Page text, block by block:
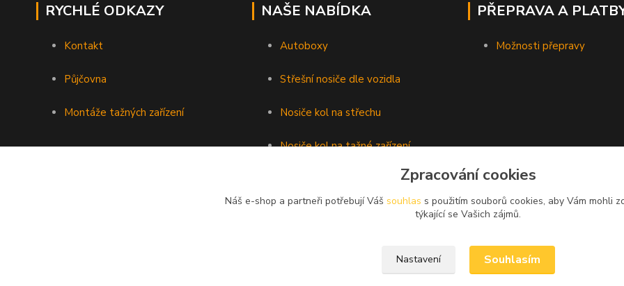
RYCHLÉ ODKAZY
Kontakt
Půjčovna
Montáže tažných zařízení
NAŠE NABÍDKA
Autoboxy
Střešní nosiče dle vozidla
Nosiče kol na střechu
Nosiče kol na tažné zařízení
PŘEPRAVA A
Možnosti přepravy
Zpracování cookies
Náš e-shop a partneři potřebují Váš souhlas s použitím souborů cookies, aby Vám mohli
týkající se Vašich zájmů.
Nastavení Souhlasím